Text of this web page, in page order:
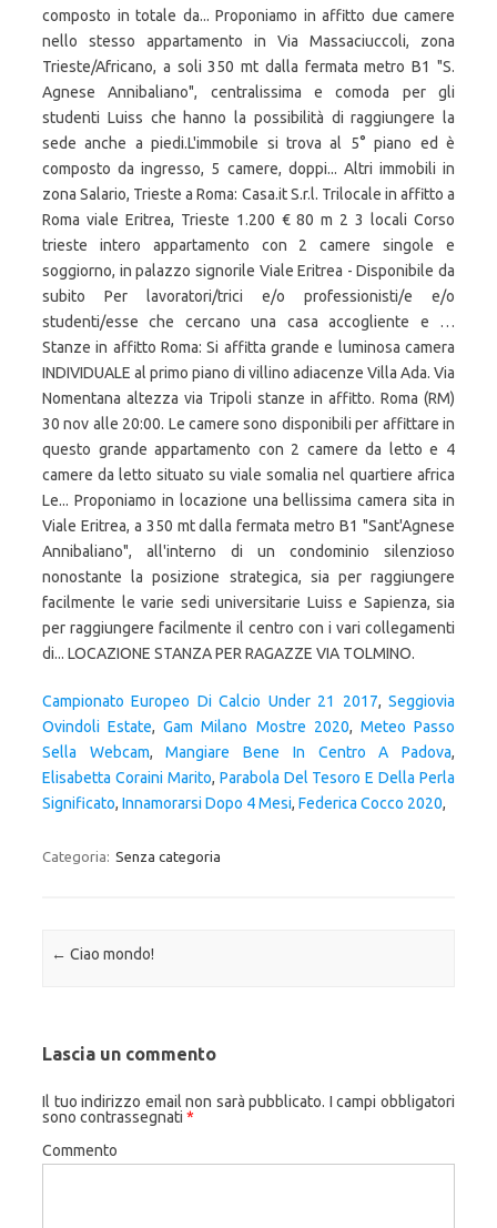
Campionato Europeo Di Calcio Under 21 2017,Seggiovia
Ovindoli Estate,Gam Milano Mostre 2020, Meteo Passo
Sella Webcam,Mangiare Bene In Centro A Padova,
Elisabetta Coraini Marito, Parabola Del Tesoro E Della Perla
Significato, Innamorarsi Dopo 4 Mesi, Federica Cocco 2020,
Categoria: Senza categoria
Navigazione articolo
← Ciao mondo!
Lascia un commento
Il tuo indirizzo email non sarà pubblicato. I campi obbligatori
sono contrassegnati *
Commento